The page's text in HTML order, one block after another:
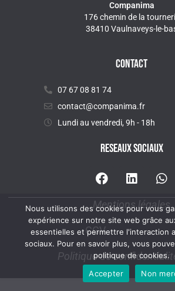
Companima
176 chemin de la
38410 Vaulnaveys-le-
CONTACT
07 67 08 81 74
contact@companima.fr
Lundi au vendredi, 9h - 18h
RESEAUX SOCIAUX
Mentions légales
CGV
Politique de
Nous utilisons des cookies pour vous
expérience sur notre site web grâce
essentielles et permettre l'interaction
sociaux. Pour en savoir plus, vous
politique de cookies.
Accepter
Non